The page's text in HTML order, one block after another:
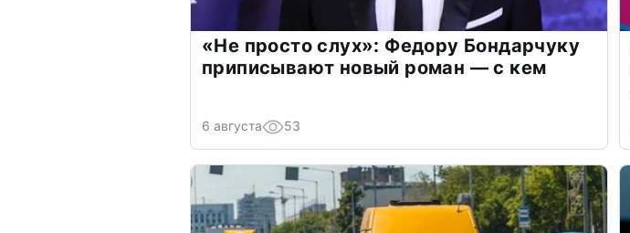
«Не просто слух»: Федору Бондарчуку
приписывают новый роман — с кем
6 августа 53